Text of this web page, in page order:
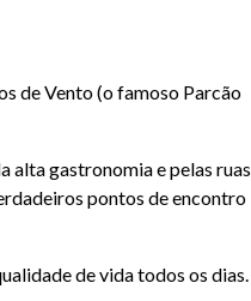
de Vento (o famoso Parcão
alta gastronomia e pelas ruas
pontos de encontro
de vida todos os dias.